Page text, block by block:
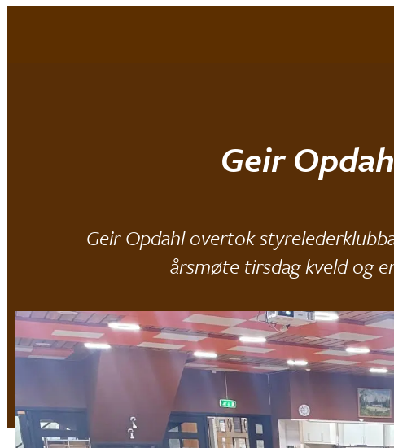
Geir
Geir Opdahl overtok
årsmøte tirsdag kveld og